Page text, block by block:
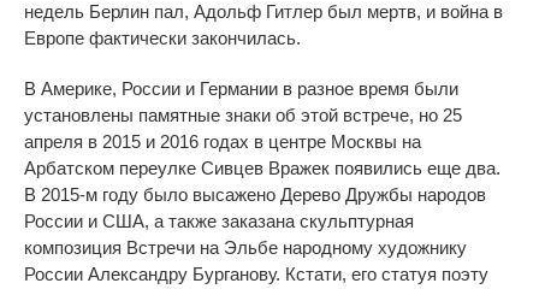
недель Берлин пал, Адольф Гитлер был мертв, и война в
Европе фактически закончилась.
В Америке, России и Германии в разное время были
установлены памятные знаки об этой встрече, но 25
апреля в 2015 и 2016 годах в центре Москвы на
Арбатском переулке Сивцев Вражек появились еще два.
В 2015-м году было высажено Дерево Дружбы народов
России и США, а также заказана скульптурная
композиция Встречи на Эльбе народному художнику
России Александру Бурганову. Кстати, его статуя поэту